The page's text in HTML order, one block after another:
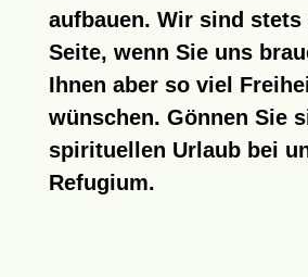
aufbauen. Wir sind stets
Seite, wenn Sie uns
Ihnen aber so viel
wünschen. Gönnen Sie
spirituellen Urlaub bei
Refugium.